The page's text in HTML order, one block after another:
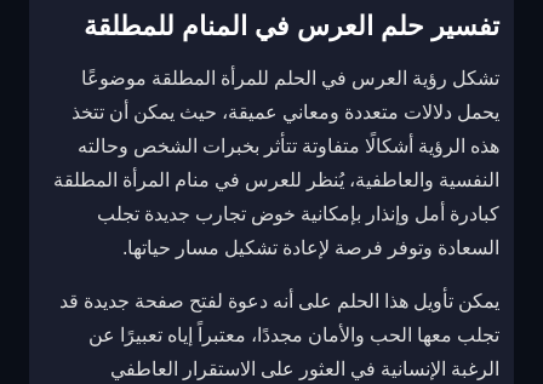
تفسير حلم العرس في المنام للمطلقة
تشكل رؤية العرس في الحلم للمرأة المطلقة موضوعًا
يحمل دلالات متعددة ومعاني عميقة، حيث يمكن أن تتخذ
هذه الرؤية أشكالًا متفاوتة تتأثر بخبرات الشخص وحالته
النفسية والعاطفية، يُنظر للعرس في منام المرأة المطلقة
كبادرة أمل وإنذار بإمكانية خوض تجارب جديدة تجلب
السعادة وتوفر فرصة لإعادة تشكيل مسار حياتها.
يمكن تأويل هذا الحلم على أنه دعوة لفتح صفحة جديدة قد
تجلب معها الحب والأمان مجددًا، معتبراً إياه تعبيرًا عن
الرغبة الإنسانية في العثور على الاستقرار العاطفي